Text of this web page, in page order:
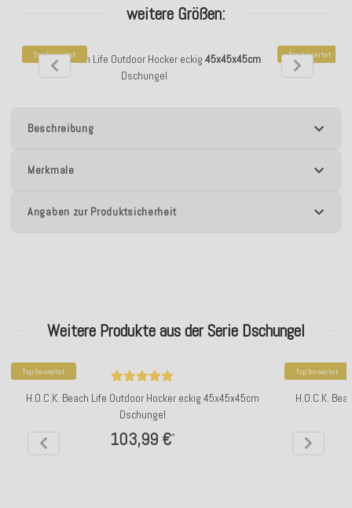
weitere Größen:
Top bewertet
H.O.C.K. Beach Life Outdoor Hocker eckig 45x45x45cm
Dschungel
Top bewertet
H.O.C.K.
Beschreibung
Merkmale
Angaben zur Produktsicherheit
Weitere Produkte aus der Serie Dschungel
Top bewertet
H.O.C.K. Beach Life Outdoor Hocker eckig 45x45x45cm
Dschungel
103,99 €*
Top bewertet
H.O.C.K.